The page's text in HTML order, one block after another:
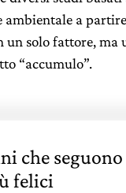
ambientale a
un solo fattore, ma
“accumulo”.
che
felici